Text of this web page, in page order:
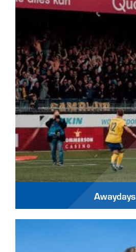
Awaydays